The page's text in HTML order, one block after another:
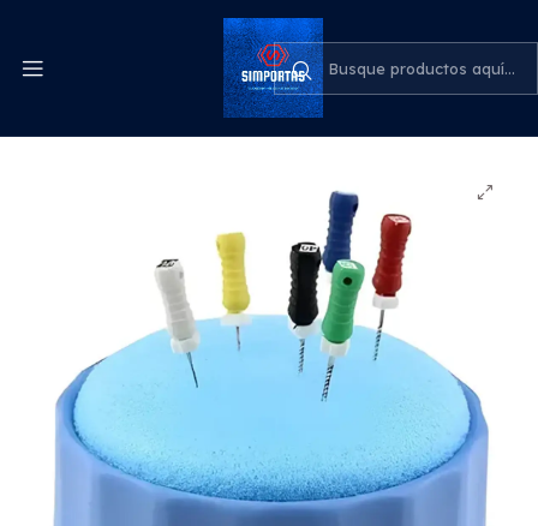
Despachos express a todo el país
Inicio Odontología
Esponjero Esterilizable Endodoncia Dental Santiago